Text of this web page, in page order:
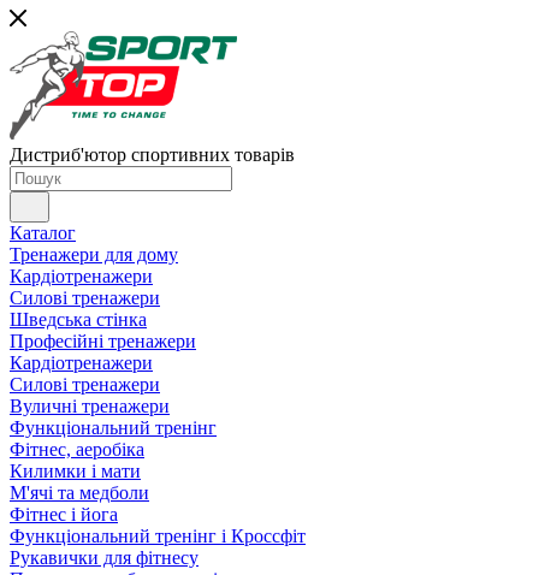
Дистриб'ютор спортивних товарів
Каталог
Тренажери для дому
Кардіотренажери
Силові тренажери
Шведська стінка
Професійні тренажери
Кардіотренажери
Силові тренажери
Вуличні тренажери
Функціональний тренінг
Фітнес, аеробіка
Килимки і мати
М'ячі та медболи
Фітнес і йога
Функціональний тренінг і Кроссфіт
Рукавички для фітнесу